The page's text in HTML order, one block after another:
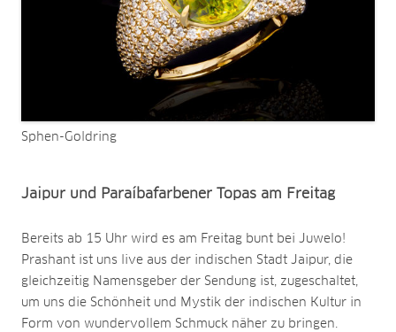
Sphen-Goldring
Jaipur und Paraíbafarbener Topas am Freitag
Bereits ab 15 Uhr wird es am Freitag bunt bei Juwelo!
Prashant ist uns live aus der indischen Stadt Jaipur, die
gleichzeitig Namensgeber der Sendung ist, zugeschaltet,
um uns die Schönheit und Mystik der indischen Kultur in
Form von wundervollem Schmuck näher zu bringen.